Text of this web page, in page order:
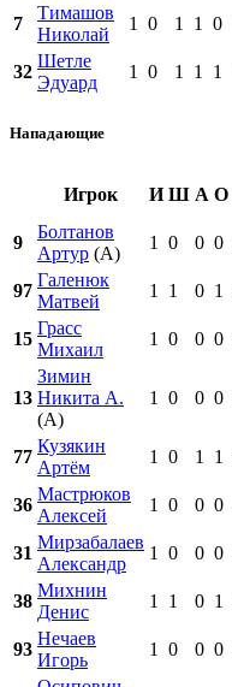
7
Тимашов
Николай
1 0 1 1 0
32
Шетле
Эдуард
1 0 1 1 1
Нападающие
Игрок И Ш А О
9
Болтанов
Артур (А)
1 0 0 0
97
Галенюк
Матвей
1 1 0 1
15
Грасс
Михаил
1 0 0 0
13
Зимин
Никита А.
(А)
1 0 0 0
77
Кузякин
Артём
1 0 1 1
36
Мастрюков
Алексей
1 0 0 0
31
Мирзабалаев
Александр
1 0 0 0
38
Михнин
Денис
1 1 0 1
93
Нечаев
Игорь
1 0 0 0